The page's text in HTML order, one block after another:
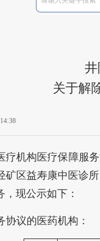
关于解
疗机构医疗保障服务
矿区益寿康中医诊
现公示如下：
协议的医药机构 ：